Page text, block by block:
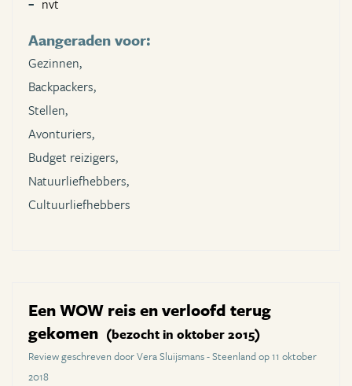
nvt
Aangeraden voor:
Gezinnen,
Backpackers,
Stellen,
Avonturiers,
Budget reizigers,
Natuurliefhebbers,
Cultuurliefhebbers
Een WOW reis en verloofd terug
gekomen (bezocht in oktober 2015)
Review geschreven door Vera Sluijsmans - Steenland op 11 oktober
2018